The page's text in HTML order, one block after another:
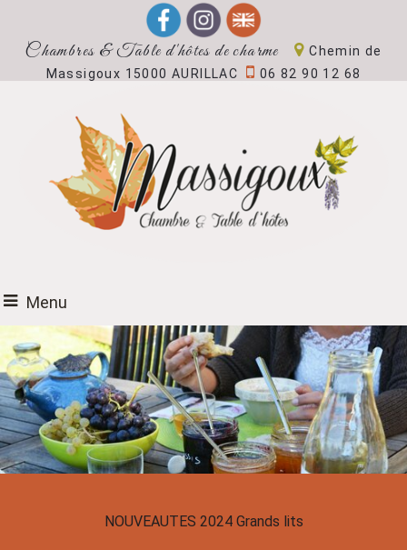
Chambres & Table d'hôtes de charme
Chemin de
Massigoux 15000 AURILLAC
06 82 90 12 68
Menu
NOUVEAUTES 2024 Grands lits